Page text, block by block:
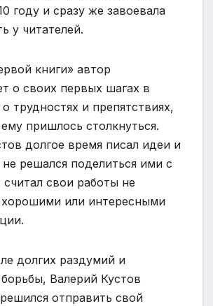
году и сразу же завоевала
у читателей.
книги» автор
о своих первых шагах в
трудностях и препятствиях,
пришлось столкнуться.
долгое время писал идеи и
решался поделиться ими с
свои работы не
хорошими или интересными
долгих раздумий и
Валерий Кустов
отправить свой